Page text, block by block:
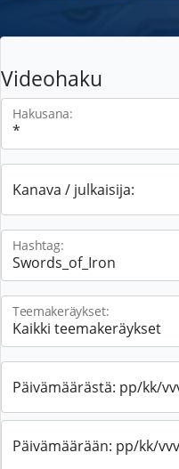
Videohaku
Hakusana:
Kanava / julkaisija:
Hashtag:
Teemakeräykset:
Päivämäärästä: pp/kk/
Päivämäärään: pp/kk/